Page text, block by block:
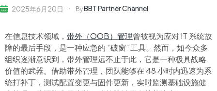
2025年6月20日 ByBBT Partner Channel
在信息技术领域， 带外（OOB）管理曾被视为应对 IT 系统故
障的最后手段，是一种应急的 “破窗” 工具。然而，如今众多
组织逐渐意识到，带外管理远不止于此，它是一种极具战略
价值的武器。借助带外管理，团队能够在 48 小时内迅速为系
统打补丁，测试配置变更与固件更新，实时监测基础设施健